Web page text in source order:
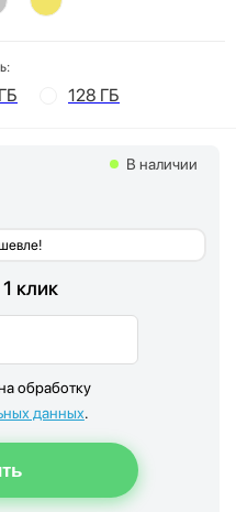
128 ГБ
В наличии
клик
обработку
данных.